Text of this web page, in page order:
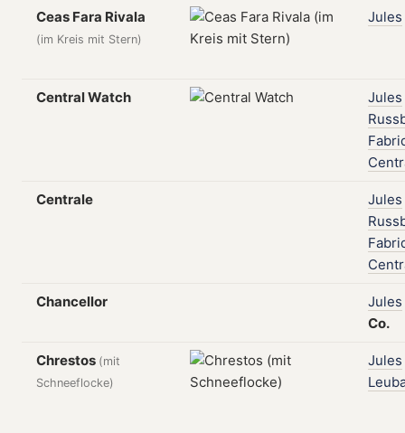
Ceas Fara Rivala
(im Kreis mit Stern)
Jules
Central Watch
Jules
Centrale
Jules
Chancellor
Jules
Co.
Chrestos (mit
Schneeflocke)
Jules